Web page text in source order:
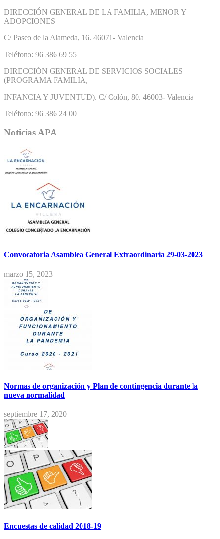
DIRECCIÓN GENERAL DE LA FAMILIA, MENOR Y
ADOPCIONES
C/ Paseo de la Alameda, 16. 46071- Valencia
Teléfono: 96 386 69 55
DIRECCIÓN GENERAL DE SERVICIOS SOCIALES
(PROGRAMA FAMILIA,
INFANCIA Y JUVENTUD). C/ Colón, 80. 46003- Valencia
Teléfono: 96 386 24 00
Noticias APA
Convocatoria Asamblea General Extraordinaria 29-03-2023
marzo 15, 2023
Normas de organización y Plan de contingencia durante la
nueva normalidad
septiembre 17, 2020
Encuestas de calidad 2018-19